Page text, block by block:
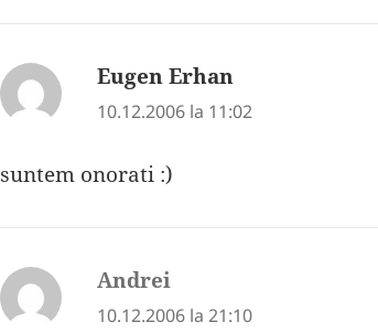
Eugen Erhan
10.12.2006 la 11:02
suntem onorati :)
Andrei
10.12.2006 la 21:10